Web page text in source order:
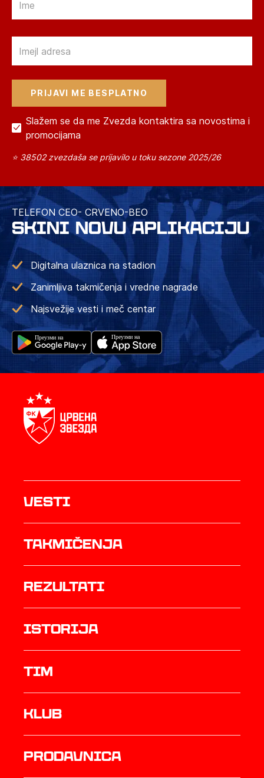
Slažem se da me Zvezda kontaktira sa novostima i
promocijama
⭐ 38502 zvezdaša se prijavilo u toku sezone 2025/26
TELEFON CEO- CRVENO-BEO
SKINI NOVU APLIKACIJU
Digitalna ulaznica na stadion
Zanimljiva takmičenja i vredne nagrade
Najsvežije vesti i meč centar
Vesti
Takmičenja
rezultati
istorija
TIM
Klub
prodavnica